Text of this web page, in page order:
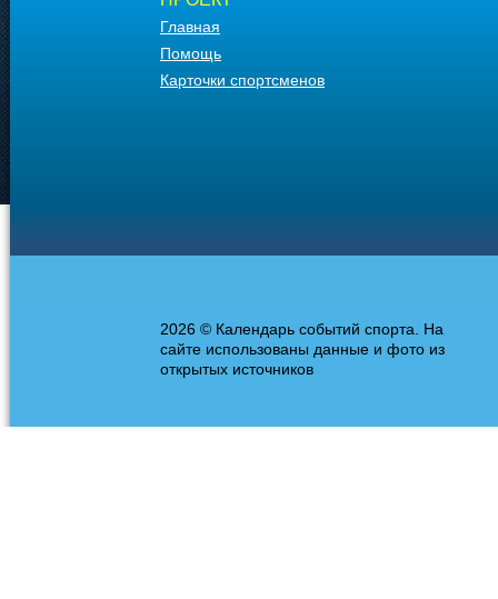
Главная
Помощь
Карточки спортсменов
2026 © Календарь событий спорта. На
сайте использованы данные и фото из
открытых источников